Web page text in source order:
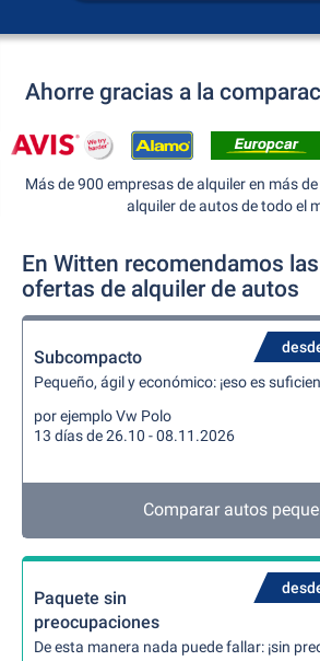
Ahorre gracias a la
Más de 900 empresas de alquiler en más
alquiler de autos de todo el
En Witten recomendamos
ofertas de alquiler de autos
Subcompacto
Pequeño, ágil y económico: ¡eso es
por ejemplo Vw Polo
13 días de 26.10 - 08.11.2026
Comparar autos
Paquete sin
preocupaciones
De esta manera nada puede fallar: ¡sin